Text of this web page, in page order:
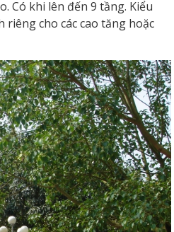
Có khi lên đến 9 tầng. Kiểu
cho các cao tăng hoặc